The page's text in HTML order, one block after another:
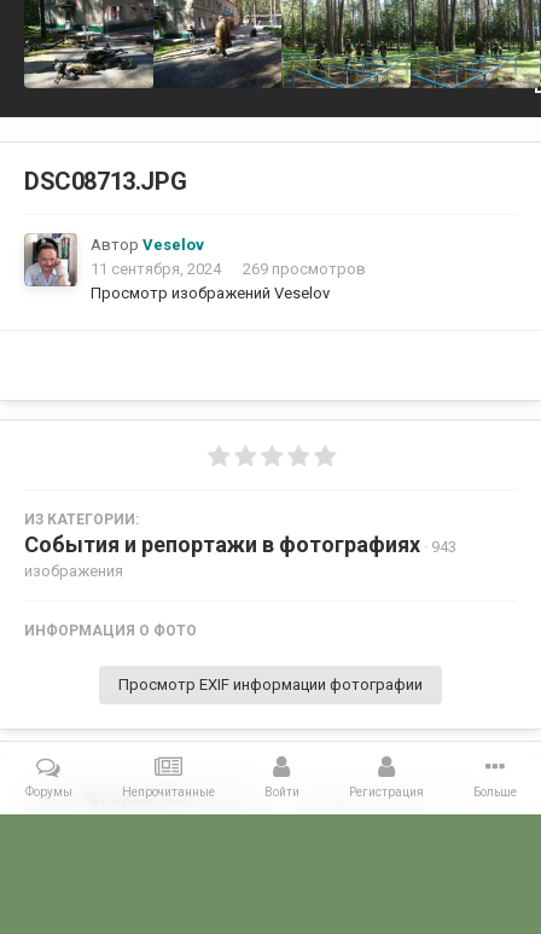
DSC08713.JPG
Автор Veselov
11 сентября, 2024
269 просмотров
Просмотр изображений Veselov
ИЗ КАТЕГОРИИ:
События и репортажи в фотографиях · 943
изображения
ИНФОРМАЦИЯ О ФОТО
Просмотр EXIF информации фотографии
Поделиться Подписчики 0
Форумы Непрочитанные Войти Регистрация Больше